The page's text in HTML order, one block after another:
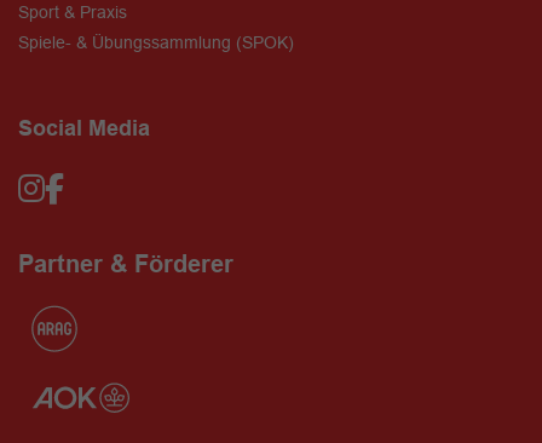
Sport & Praxis
Spiele- & Übungssammlung (SPOK)
Social Media
Partner & Förderer